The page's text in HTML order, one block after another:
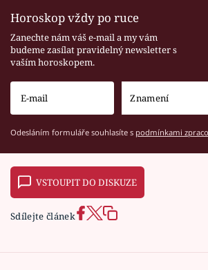
Horoskop vždy po ruce
Zanechte nám váš e-mail a my vám
budeme zasílat pravidelný newsletter s
vaším horoskopem.
Odesláním formuláře souhlasíte s podmínkami
VSTOUPIT DO DISKUZE
Sdílejte článek